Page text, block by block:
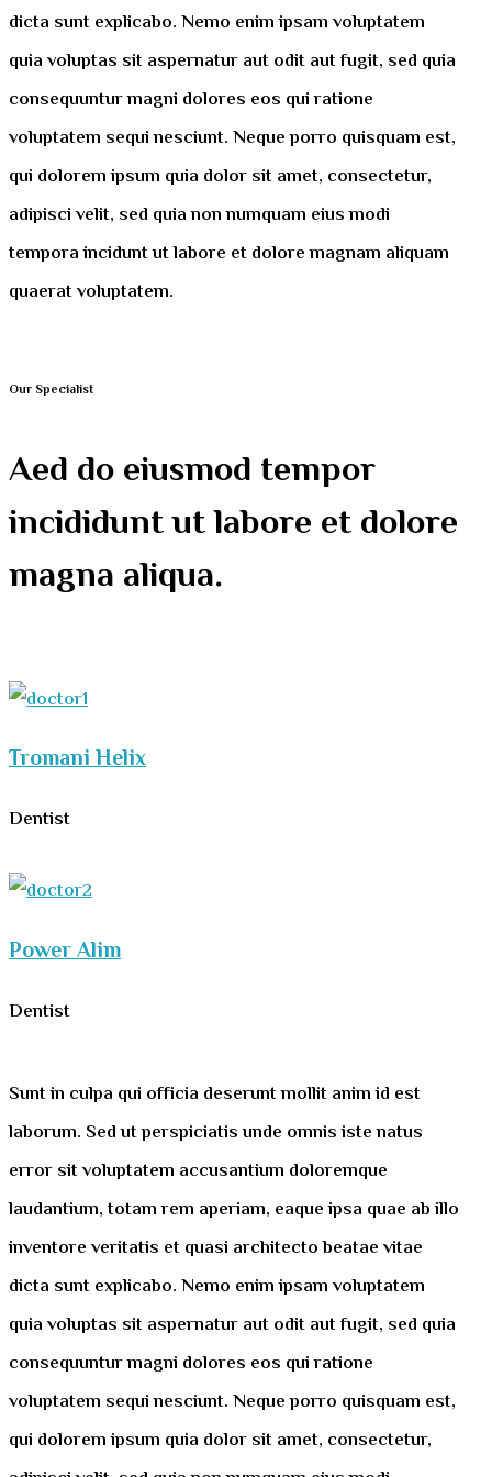
dicta sunt explicabo. Nemo enim ipsam voluptatem
quia voluptas sit aspernatur aut odit aut fugit, sed quia
consequuntur magni dolores eos qui ratione
voluptatem sequi nesciunt. Neque porro quisquam est,
qui dolorem ipsum quia dolor sit amet, consectetur,
adipisci velit, sed quia non numquam eius modi
tempora incidunt ut labore et dolore magnam aliquam
quaerat voluptatem.
Our Specialist
Aed do eiusmod tempor
incididunt ut labore et dolore
magna aliqua.
Tromani Helix
Dentist
Power Alim
Dentist
Sunt in culpa qui officia deserunt mollit anim id est
laborum. Sed ut perspiciatis unde omnis iste natus
error sit voluptatem accusantium doloremque
laudantium, totam rem aperiam, eaque ipsa quae ab illo
inventore veritatis et quasi architecto beatae vitae
dicta sunt explicabo. Nemo enim ipsam voluptatem
quia voluptas sit aspernatur aut odit aut fugit, sed quia
consequuntur magni dolores eos qui ratione
voluptatem sequi nesciunt. Neque porro quisquam est,
qui dolorem ipsum quia dolor sit amet, consectetur,